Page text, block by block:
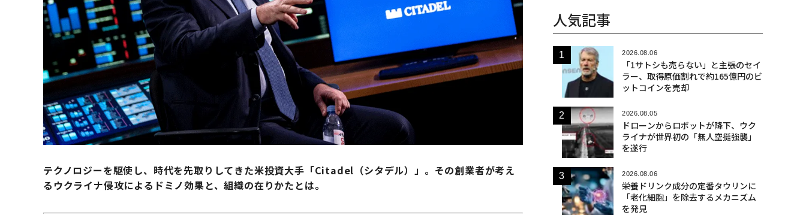
テクノロジーを駆使し、時代を先取りしてきた米投資大手「Citadel（シタデル）」。その創業者が考え
るウクライナ侵攻によるドミノ効果と、組織の在りかたとは。
人気記事
2026.08.06
「1サトシも売らない」と主張のセイ
ラー、取得原価割れで約165億円のビ
ットコインを売却
2026.08.05
ドローンからロボットが降下、ウク
ライナが世界初の「無人空挺強襲」
を遂行
2026.08.06
栄養ドリンク成分の定番タウリンに
「老化細胞」を除去するメカニズム
を発見